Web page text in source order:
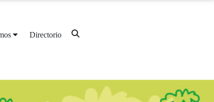
Directorio